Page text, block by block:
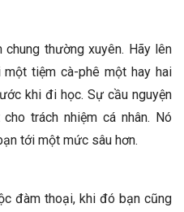
thường xuyên. Hãy lên
tiệm cà-phê một hay hai
khi đi học. Sự cầu nguyện
trách nhiệm cá nhân. Nó
tới một mức sâu hơn.
đàm thoại, khi đó bạn cũng